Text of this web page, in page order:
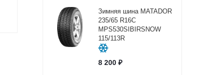
Зимняя шина MATADOR
235/65 R16C
MPS530SIBIRSNOW
115/113R
8 200₽